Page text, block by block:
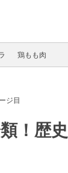
鶏もも肉
ジ目
！歴